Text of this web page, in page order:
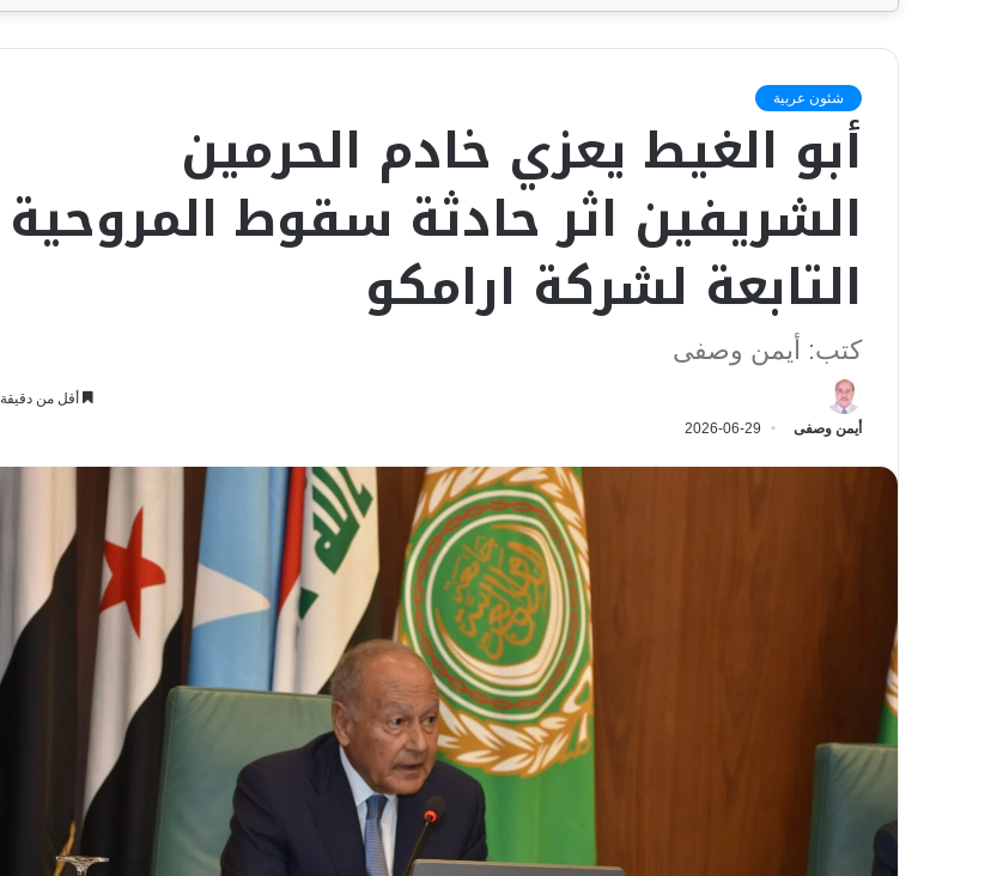
شئون عربية
أبو الغيط يعزي خادم الحرمين
الشريفين اثر حادثة سقوط المروحية
التابعة لشركة ارامكو
كتب: أيمن وصفى
أيمن وصفى 2026-06-29
أقل من دقيقة